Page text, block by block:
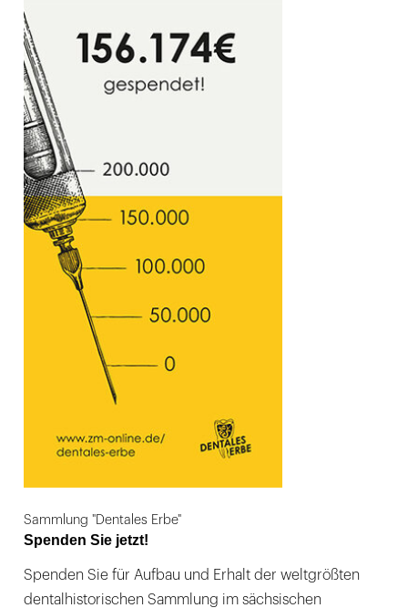
Sammlung "Dentales Erbe"
Spenden Sie jetzt!
Spenden Sie für Aufbau und Erhalt der weltgrößten
dentalhistorischen Sammlung im sächsischen